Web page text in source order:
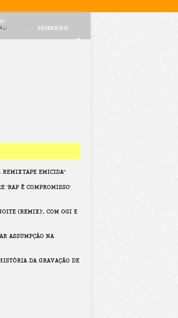
LI FEVEREIRO
REMIXTAPE EMICIDA"
'RAP É COMPROMISSO'
(REMIX)', COM OGI E
ASSUMPÇÃO NA
DA GRAVAÇÃO DE